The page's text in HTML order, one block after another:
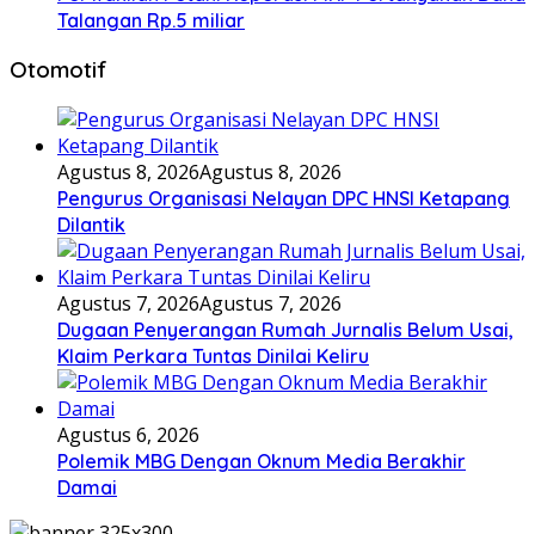
Talangan Rp.5 miliar
Otomotif
Agustus 8, 2026Agustus 8, 2026
Pengurus Organisasi Nelayan DPC HNSI Ketapang
Dilantik
Agustus 7, 2026Agustus 7, 2026
Dugaan Penyerangan Rumah Jurnalis Belum Usai,
Klaim Perkara Tuntas Dinilai Keliru
Agustus 6, 2026
Polemik MBG Dengan Oknum Media Berakhir
Damai